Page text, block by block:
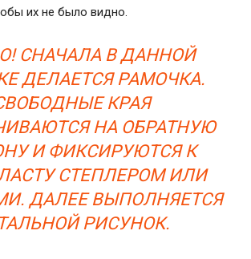
их не было видно.
СНАЧАЛА В ДАННОЙ
ДЕЛАЕТСЯ РАМОЧКА.
КРАЯ
НА ОБРАТНУЮ
И ФИКСИРУЮТСЯ К
СТЕПЛЕРОМ ИЛИ
ДАЛЕЕ ВЫПОЛНЯЕТСЯ
РИСУНОК.